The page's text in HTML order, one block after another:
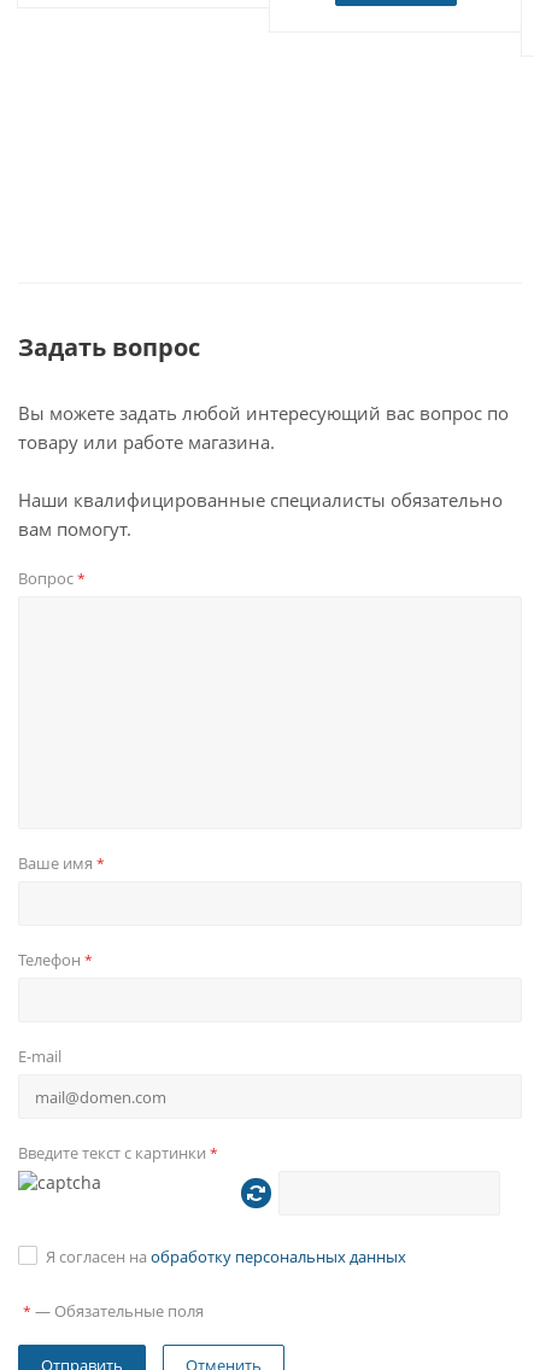
Задать вопрос
Вы можете задать любой интересующий вас вопрос по
товару или работе магазина.
Наши квалифицированные специалисты обязательно
вам помогут.
Вопрос*
Ваше имя *
Телефон *
E-mail
Введите текст с картинки *
Я согласен на обработку персональных данных
* — Обязательные поля
Отменить